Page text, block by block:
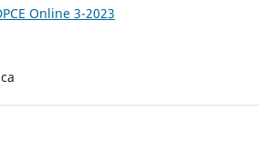
Online 3-2023